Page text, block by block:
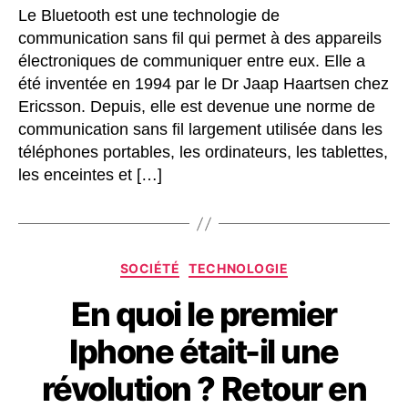
Le Bluetooth est une technologie de
communication sans fil qui permet à des appareils
électroniques de communiquer entre eux. Elle a
été inventée en 1994 par le Dr Jaap Haartsen chez
Ericsson. Depuis, elle est devenue une norme de
communication sans fil largement utilisée dans les
téléphones portables, les ordinateurs, les tablettes,
les enceintes et […]
Catégories
SOCIÉTÉ TECHNOLOGIE
En quoi le premier
Iphone était-il une
révolution ? Retour en